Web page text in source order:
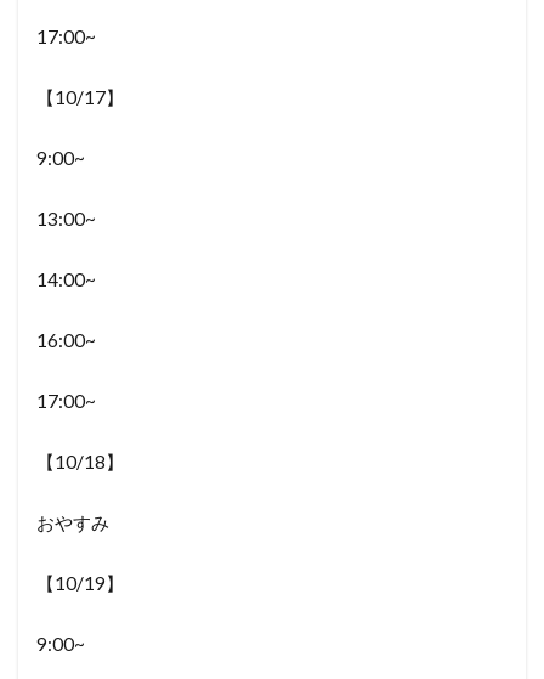
17:00~
【10/17】
9:00~
13:00~
14:00~
16:00~
17:00~
【10/18】
おやすみ
【10/19】
9:00~